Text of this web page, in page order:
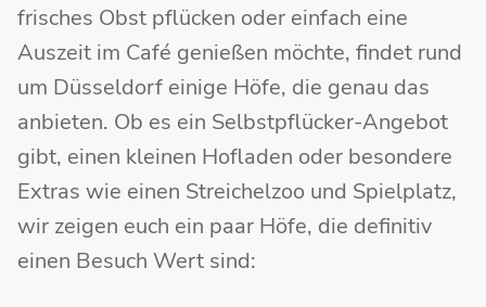
frisches Obst pflücken oder einfach eine
Auszeit im Café genießen möchte, findet rund
um Düsseldorf einige Höfe, die genau das
anbieten. Ob es ein Selbstpflücker-Angebot
gibt, einen kleinen Hofladen oder besondere
Extras wie einen Streichelzoo und Spielplatz,
wir zeigen euch ein paar Höfe, die definitiv
einen Besuch Wert sind: